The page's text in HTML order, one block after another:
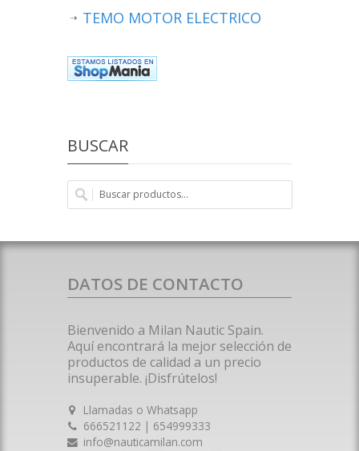
TEMO MOTOR ELECTRICO
BUSCAR
DATOS DE CONTACTO
Bienvenido a Milan Nautic Spain.
Aquí encontrará la mejor selección de
productos de calidad a un precio
insuperable. ¡Disfrútelos!
Llamadas o Whatsapp
666521122 | 654999333
info@nauticamilan.com